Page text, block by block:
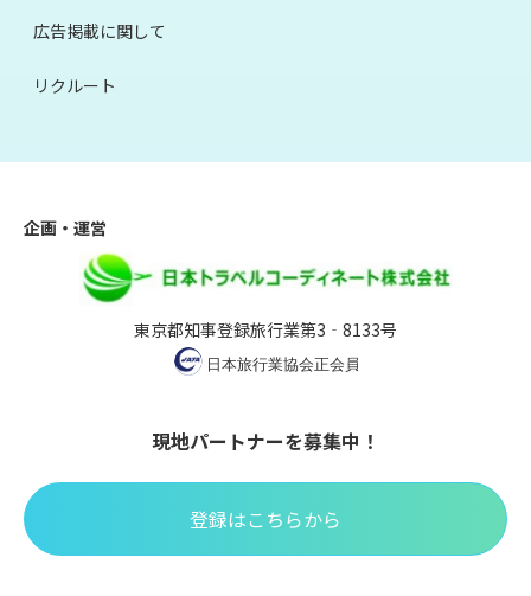
広告掲載に関して
リクルート
企画・運営
東京都知事登録旅行業第3‐8133号
現地パートナーを募集中！
登録はこちらから